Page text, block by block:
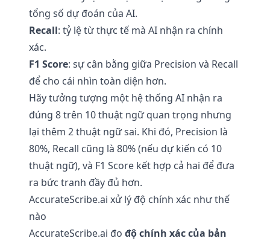
tổng số dự đoán của AI.
Recall: tỷ lệ từ thực tế mà AI nhận ra chính
xác.
F1 Score: sự cân bằng giữa Precision và Recall
để cho cái nhìn toàn diện hơn.
Hãy tưởng tượng một hệ thống AI nhận ra
đúng 8 trên 10 thuật ngữ quan trọng nhưng
lại thêm 2 thuật ngữ sai. Khi đó, Precision là
80%, Recall cũng là 80% (nếu dự kiến có 10
thuật ngữ), và F1 Score kết hợp cả hai để đưa
ra bức tranh đầy đủ hơn.
AccurateScribe.ai xử lý độ chính xác như thế
nào
AccurateScribe.ai đo độ chính xác của bản